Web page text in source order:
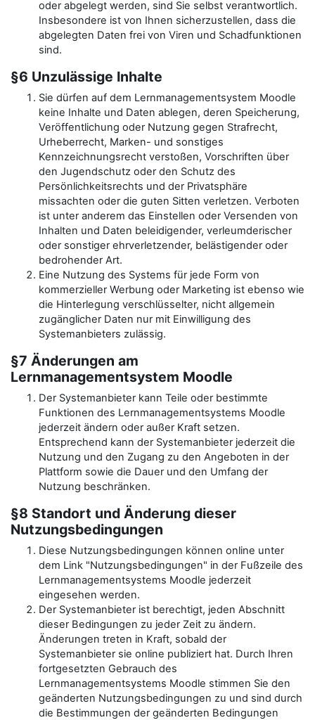
oder abgelegt werden, sind Sie selbst verantwortlich.
Insbesondere ist von Ihnen sicherzustellen, dass die
abgelegten Daten frei von Viren und Schadfunktionen
sind.
§6 Unzulässige Inhalte
Sie dürfen auf dem Lernmanagementsystem Moodle
keine Inhalte und Daten ablegen, deren Speicherung,
Veröffentlichung oder Nutzung gegen Strafrecht,
Urheberrecht, Marken- und sonstiges
Kennzeichnungsrecht verstoßen, Vorschriften über
den Jugendschutz oder den Schutz des
Persönlichkeitsrechts und der Privatsphäre
missachten oder die guten Sitten verletzen. Verboten
ist unter anderem das Einstellen oder Versenden von
Inhalten und Daten beleidigender, verleumderischer
oder sonstiger ehrverletzender, belästigender oder
bedrohender Art.
Eine Nutzung des Systems für jede Form von
kommerzieller Werbung oder Marketing ist ebenso wie
die Hinterlegung verschlüsselter, nicht allgemein
zugänglicher Daten nur mit Einwilligung des
Systemanbieters zulässig.
§7 Änderungen am
Lernmanagementsystem Moodle
Der Systemanbieter kann Teile oder bestimmte
Funktionen des Lernmanagementsystems Moodle
jederzeit ändern oder außer Kraft setzen.
Entsprechend kann der Systemanbieter jederzeit die
Nutzung und den Zugang zu den Angeboten in der
Plattform sowie die Dauer und den Umfang der
Nutzung beschränken.
§8 Standort und Änderung dieser
Nutzungsbedingungen
Diese Nutzungsbedingungen können online unter
dem Link "Nutzungsbedingungen" in der Fußzeile des
Lernmanagementsystems Moodle jederzeit
eingesehen werden.
Der Systemanbieter ist berechtigt, jeden Abschnitt
dieser Bedingungen zu jeder Zeit zu ändern.
Änderungen treten in Kraft, sobald der
Systemanbieter sie online publiziert hat. Durch Ihren
fortgesetzten Gebrauch des
Lernmanagementsystems Moodle stimmen Sie den
geänderten Nutzungsbedingungen zu und sind durch
die Bestimmungen der geänderten Bedingungen